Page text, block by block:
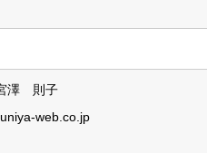
澤 則子
web.co.jp